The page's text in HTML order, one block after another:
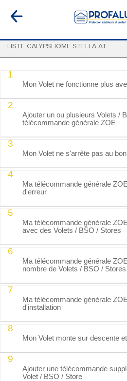
LISTE CALYPSHOME STELLA AT
1
Mon Volet ne fonctionne plus
2
Ajouter un ou plusieurs Volets /
télécommande générale ZOE
3
Mon Volet ne s'arrête pas au
4
Ma télécommande générale
d'erreur
5
Ma télécommande générale
avec des Volets / BSO / Stores
6
Ma télécommande générale
nombre de Volets / BSO / Stores
7
Ma télécommande générale
d'installation
8
Mon Volet monte sur descente
9
Ajouter une télécommande
Volet / BSO / Store